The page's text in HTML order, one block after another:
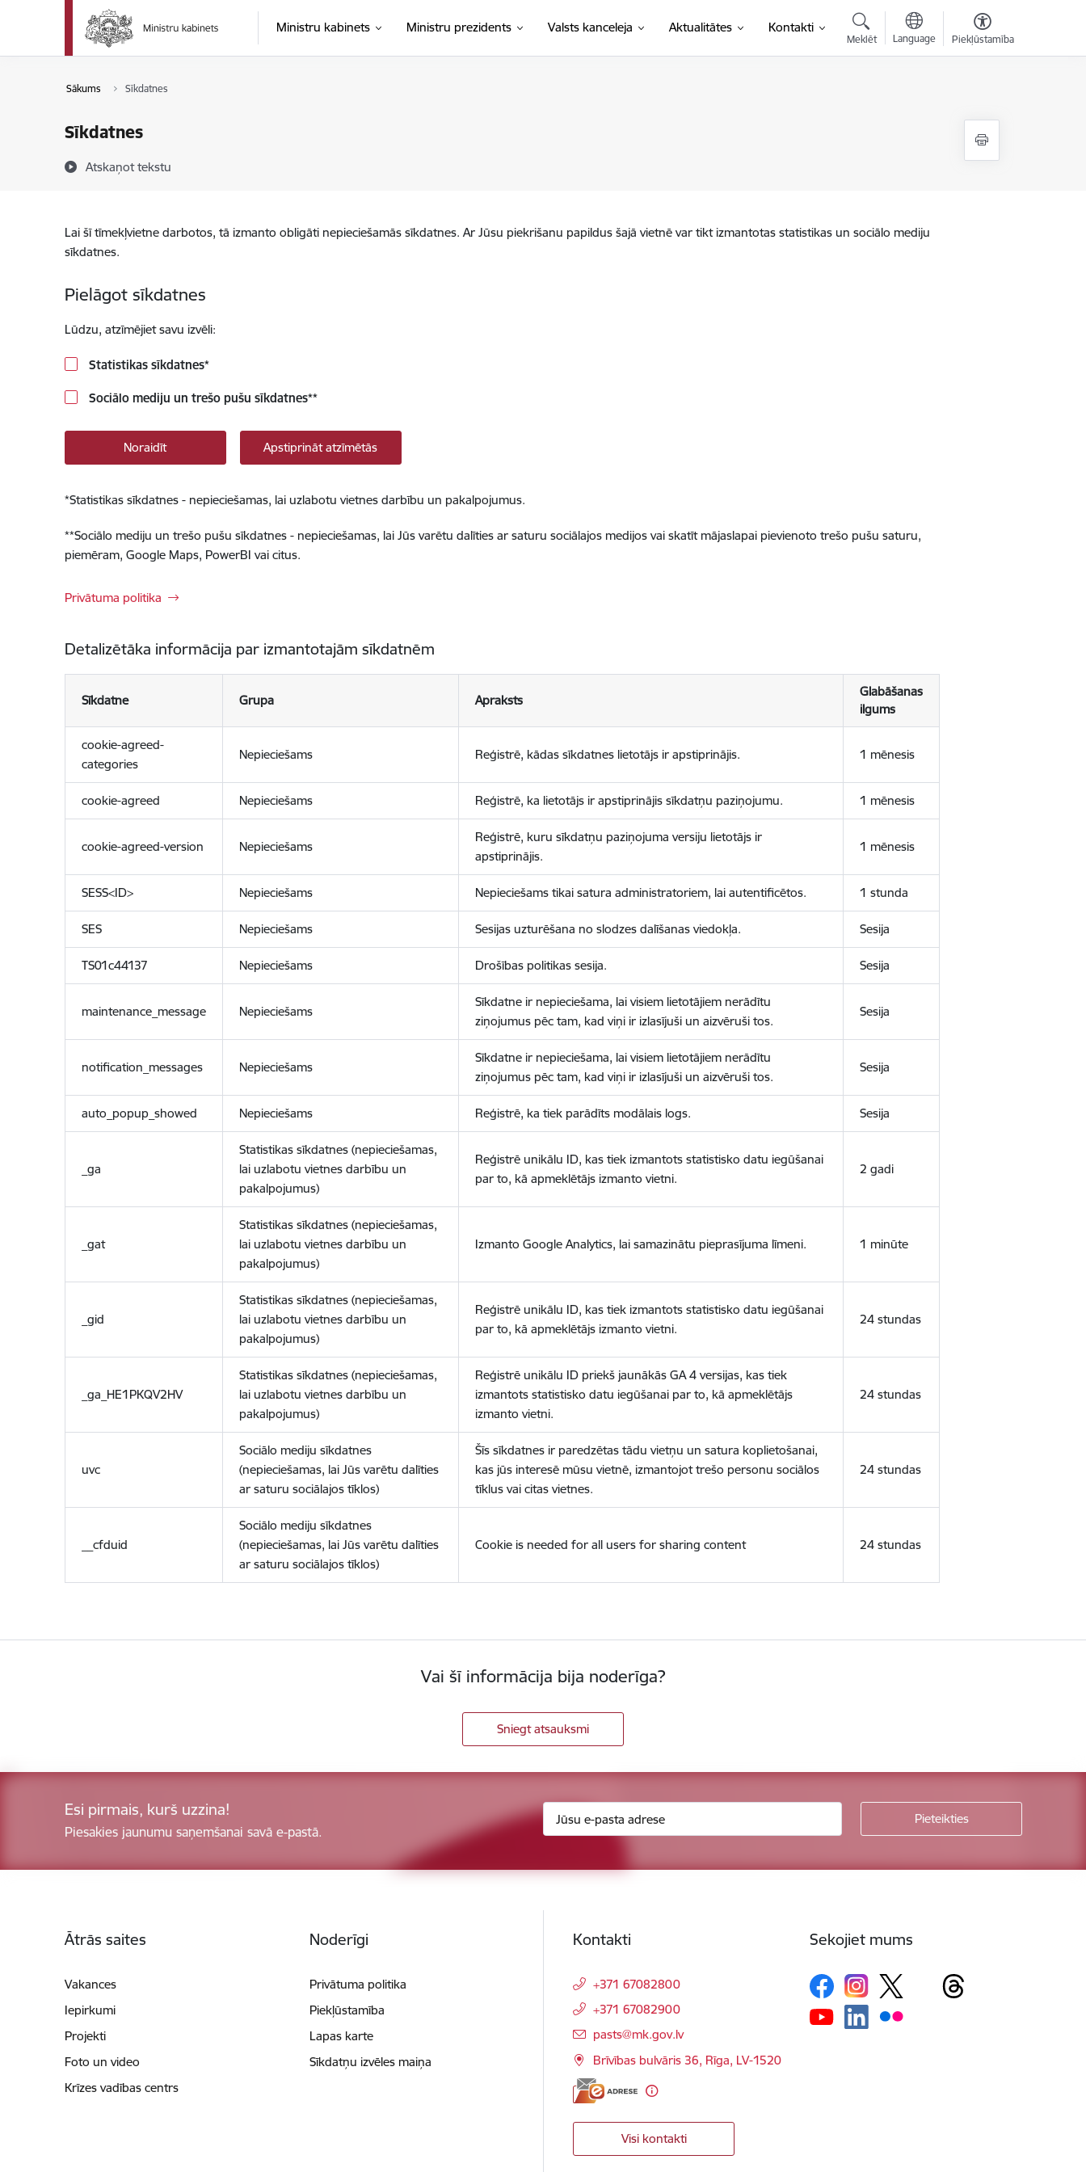
Pāriet uz lapas saturu
Ministru kabinets Ministru prezidents Valsts kanceleja Aktualitātes Kontakti
Meklēt Language Piekļūstamība
Sākums Sīkdatnes
Sīkdatnes
Atskaņot tekstu
Lai šī tīmekļvietne darbotos, tā izmanto obligāti nepieciešamās sīkdatnes. Ar Jūsu piekrišanu papildus šajā vietnē var tikt izmantotas statistikas un sociālo mediju
sīkdatnes.
Pielāgot sīkdatnes
Lūdzu, atzīmējiet savu izvēli:
Statistikas sīkdatnes*
Sociālo mediju un trešo pušu sīkdatnes**
Noraidīt Apstiprināt atzīmētās
*Statistikas sīkdatnes - nepieciešamas, lai uzlabotu vietnes darbību un pakalpojumus.
**Sociālo mediju un trešo pušu sīkdatnes - nepieciešamas, lai Jūs varētu dalīties ar saturu sociālajos medijos vai skatīt mājaslapai pievienoto trešo pušu saturu,
piemēram, Google Maps, PowerBI vai citus.
Privātuma politika
Detalizētāka informācija par izmantotajām sīkdatnēm
Sīkdatne Grupa Apraksts
Glabāšanas
ilgums
cookie-agreed-
categories
Nepieciešams Reģistrē, kādas sīkdatnes lietotājs ir apstiprinājis. 1 mēnesis
cookie-agreed Nepieciešams Reģistrē, ka lietotājs ir apstiprinājis sīkdatņu paziņojumu. 1 mēnesis
cookie-agreed-version Nepieciešams
Reģistrē, kuru sīkdatņu paziņojuma versiju lietotājs ir
apstiprinājis.
1 mēnesis
SESS<ID> Nepieciešams Nepieciešams tikai satura administratoriem, lai autentificētos. 1 stunda
SES Nepieciešams Sesijas uzturēšana no slodzes dalīšanas viedokļa. Sesija
TS01c44137 Nepieciešams Drošības politikas sesija. Sesija
maintenance_message Nepieciešams
Sīkdatne ir nepieciešama, lai visiem lietotājiem nerādītu
ziņojumus pēc tam, kad viņi ir izlasījuši un aizvēruši tos.
Sesija
notification_messages Nepieciešams
Sīkdatne ir nepieciešama, lai visiem lietotājiem nerādītu
ziņojumus pēc tam, kad viņi ir izlasījuši un aizvēruši tos.
Sesija
auto_popup_showed Nepieciešams Reģistrē, ka tiek parādīts modālais logs. Sesija
_ga
Statistikas sīkdatnes (nepieciešamas,
lai uzlabotu vietnes darbību un
pakalpojumus)
Reģistrē unikālu ID, kas tiek izmantots statistisko datu iegūšanai
par to, kā apmeklētājs izmanto vietni.
2 gadi
_gat
Statistikas sīkdatnes (nepieciešamas,
lai uzlabotu vietnes darbību un
pakalpojumus)
Izmanto Google Analytics, lai samazinātu pieprasījuma līmeni. 1 minūte
_gid
Statistikas sīkdatnes (nepieciešamas,
lai uzlabotu vietnes darbību un
pakalpojumus)
Reģistrē unikālu ID, kas tiek izmantots statistisko datu iegūšanai
par to, kā apmeklētājs izmanto vietni.
24 stundas
_ga_HE1PKQV2HV
Statistikas sīkdatnes (nepieciešamas,
lai uzlabotu vietnes darbību un
pakalpojumus)
Reģistrē unikālu ID priekš jaunākās GA 4 versijas, kas tiek
izmantots statistisko datu iegūšanai par to, kā apmeklētājs
izmanto vietni.
24 stundas
uvc
Sociālo mediju sīkdatnes
(nepieciešamas, lai Jūs varētu dalīties
ar saturu sociālajos tīklos)
Šīs sīkdatnes ir paredzētas tādu vietņu un satura koplietošanai,
kas jūs interesē mūsu vietnē, izmantojot trešo personu sociālos
tīklus vai citas vietnes.
24 stundas
__cfduid
Sociālo mediju sīkdatnes
(nepieciešamas, lai Jūs varētu dalīties
ar saturu sociālajos tīklos)
Cookie is needed for all users for sharing content 24 stundas
Vai šī informācija bija noderīga?
Sniegt atsauksmi
Esi pirmais, kurš uzzina!
Piesakies jaunumu saņemšanai savā e-pastā.
Ātrās saites
Vakances
Iepirkumi
Projekti
Foto un video
Krīzes vadības centrs
Noderīgi
Privātuma politika
Piekļūstamība
Lapas karte
Sīkdatņu izvēles maiņa
Kontakti
+371 67082800
+371 67082900
E-pasts:
pasts@mk.gov.lv
Brīvības bulvāris 36, Rīga, LV-1520
Visi kontakti
Sekojiet mums